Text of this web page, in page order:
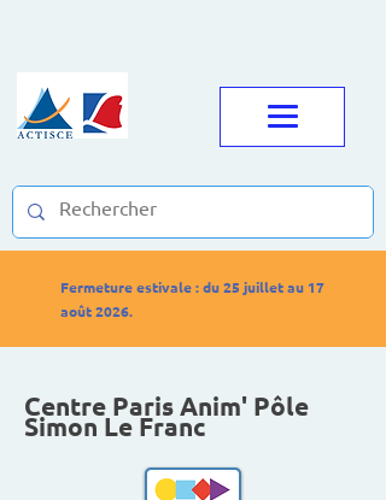
Fermeture estivale : du 25 juillet au 17
août 2026.
Centre Paris Anim' Pôle
Simon Le Franc